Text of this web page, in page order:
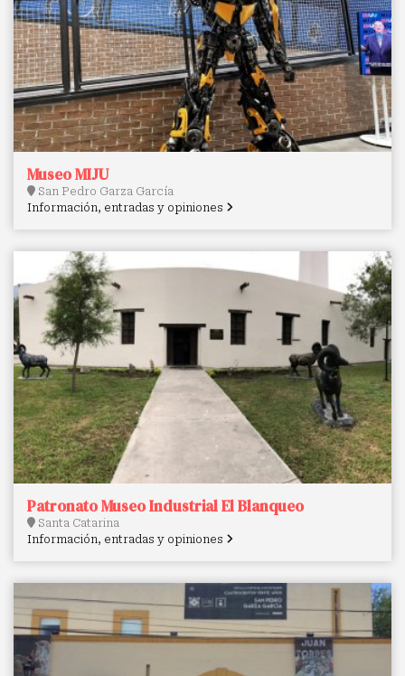
Museo MIJU
San Pedro Garza García
Información, entradas y opiniones
Patronato Museo Industrial El Blanqueo
Santa Catarina
Información, entradas y opiniones